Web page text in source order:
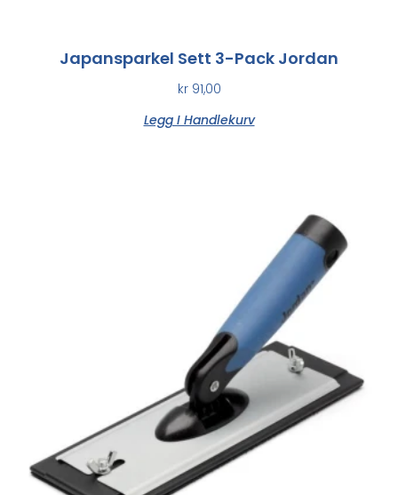
Japansparkel Sett 3-Pack Jordan
kr91,00
Legg I Handlekurv